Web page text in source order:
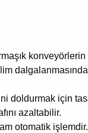
doldurmak
azaltabilir.
otomatik işlemdir.